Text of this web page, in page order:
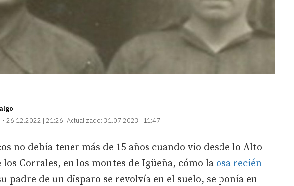
26.12.2022 | 21:26 Actualizado: 31.07.2023 | 11:47
no debía tener más de 15 años cuando vio desde lo Alto
los Corrales, en los montes de Igüeña, cómo la osa recién
padre de un disparo se revolvía en el suelo, se ponía en